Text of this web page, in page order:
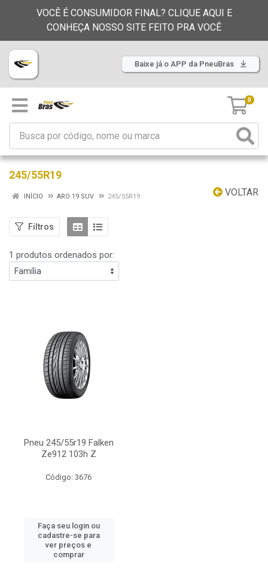
VOCÊ É CONSUMIDOR FINAL? CLIQUE AQUI E
CONHEÇA NOSSO SITE FEITO PRA VOCÊ
Baixe já o APP da PneuBras
0
245/55R19
VOLTAR
INÍCIO ARO 19 SUV 245/55R19
Filtros
1 produtos ordenados por:
Pneu 245/55r19 Falken
Ze912 103h Z
Código: 3676
Faça seu login ou
cadastre-se para
ver preços e
comprar